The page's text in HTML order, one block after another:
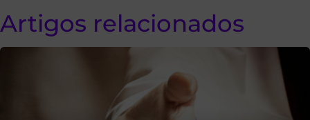
Artigos relacionados